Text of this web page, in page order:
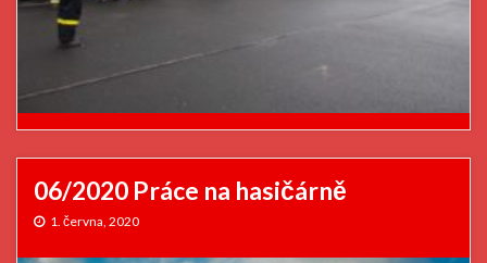
06/2020 Práce na hasičárně
1. června, 2020